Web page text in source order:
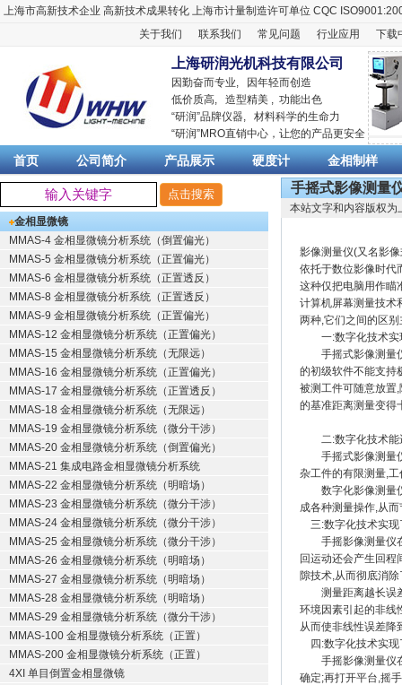
上海市高新技术企业 高新技术成果转化 上海市计量制造许可单位 CQC
关于我们
联系我们 常见问题 行业应用 下载
上海研润光机科技有限公司
因勤奋而专业, 因年轻而创造
低价质高, 造型精美 , 功能出色
“研润”品牌仪器, 材料科学的生命力
“研润”MRO直销中心，让您的产品更安全
首页 公司简介 产品展示 硬度计 金相制样
金相显微镜
MMAS-4 金相显微镜分析系统（倒置偏光）
MMAS-5 金相显微镜分析系统（正置偏光）
MMAS-6 金相显微镜分析系统（正置透反）
MMAS-8 金相显微镜分析系统（正置透反）
MMAS-9 金相显微镜分析系统（正置偏光）
MMAS-12 金相显微镜分析系统（正置偏光）
MMAS-15 金相显微镜分析系统（无限远）
MMAS-16 金相显微镜分析系统（正置偏光）
MMAS-17 金相显微镜分析系统（正置透反）
MMAS-18 金相显微镜分析系统（无限远）
MMAS-19 金相显微镜分析系统（微分干涉）
MMAS-20 金相显微镜分析系统（倒置偏光）
MMAS-21 集成电路金相显微镜分析系统
MMAS-22 金相显微镜分析系统（明暗场）
MMAS-23 金相显微镜分析系统（微分干涉）
MMAS-24 金相显微镜分析系统（微分干涉）
MMAS-25 金相显微镜分析系统（微分干涉）
MMAS-26 金相显微镜分析系统（明暗场）
MMAS-27 金相显微镜分析系统（明暗场）
MMAS-28 金相显微镜分析系统（明暗场）
MMAS-29 金相显微镜分析系统（微分干涉）
MMAS-100 金相显微镜分析系统（正置）
MMAS-200 金相显微镜分析系统（正置）
4XI 单目倒置金相显微镜
手摇式影像测量
本站文字和内容版权为
影像测量仪(又名影
依托于数位影像时代
这种仅把电脑用作瞄
计算机屏幕测量技术
两种,它们之间的区
一:数字化技术实
手摇式影像测量仪
的初级软件不能支持
被测工件可随意放置
的基准距离测量变得
二:数字化技术能
手摇式影像测量仪
杂工件的有限测量,
数字化影像测量仪
成各种测量操作,从
三:数字化技术实现
手摇影像测量仪在
回运动还会产生回
隙技术,从而彻底消
测量距离越长误差
环境因素引起的非线
从而使非线性误差降
四:数字化技术实现
手摇影像测量仪在
确定;再打开平台,摇